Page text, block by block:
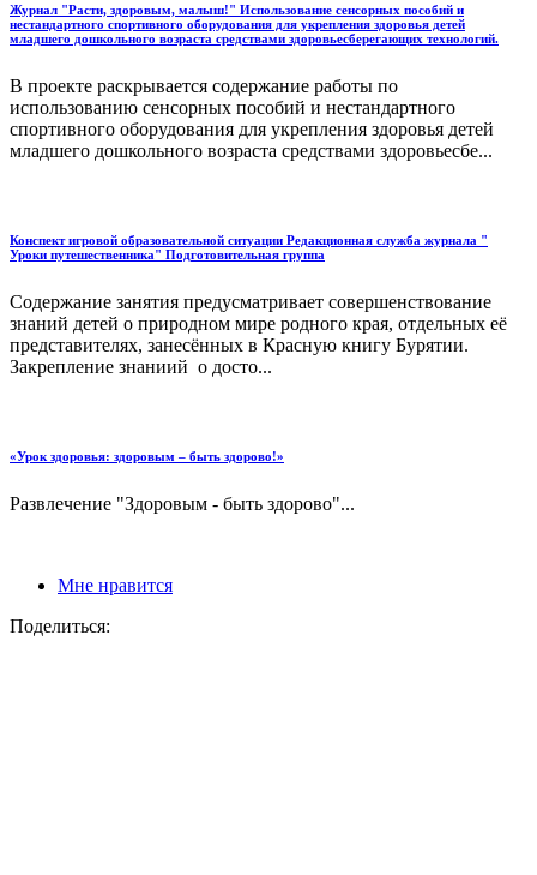
Журнал "Расти, здоровым, малыш!" Использование сенсорных пособий и
нестандартного спортивного оборудования для укрепления здоровья детей
младшего дошкольного возраста средствами здоровьесберегающих технологий.
В проекте раскрывается содержание работы по
использованию сенсорных пособий и нестандартного
спортивного оборудования для укрепления здоровья детей
младшего дошкольного возраста средствами здоровьесбе...
Конспект игровой образовательной ситуации Редакционная служба журнала "
Уроки путешественника" Подготовительная группа
Содержание занятия предусматривает совершенствование
знаний детей о природном мире родного края, отдельных её
представителях, занесённых в Красную книгу Бурятии.
Закрепление знаниий о досто...
«Урок здоровья: здоровым – быть здорово!»
Развлечение "Здоровым - быть здорово"...
Мне нравится
Поделиться: